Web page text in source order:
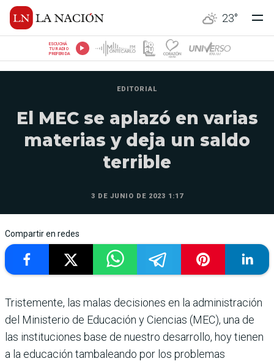
23°
ESCUCHÁ
TU RADIO
PREFERIDA
EDITORIAL
El MEC se aplazó en varias
materias y deja un saldo
terrible
3 DE JUNIO DE 2023 1:17
Compartir en redes
Tristemente, las malas decisiones en la administración
del Minis­terio de Educación y Ciencias (MEC), una de
las instituciones base de nuestro desarrollo, hoy tienen
a la educación tambaleando por los problemas